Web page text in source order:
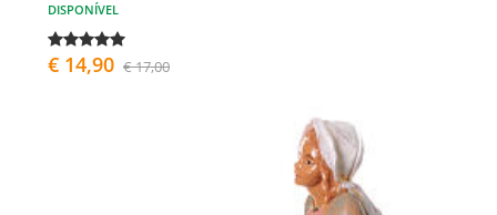
DISPONÍVEL
€ 14,90 € 17,00